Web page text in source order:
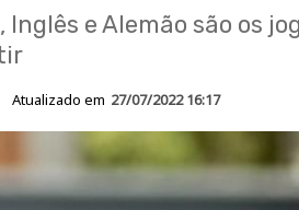
e Alemão são os
Atualizado em 27/07/2022 16:17